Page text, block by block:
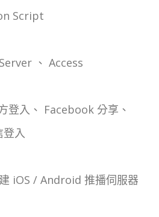
Script
、 Access
登入、 Facebook 分享、
入
iOS / Android 推播伺服器